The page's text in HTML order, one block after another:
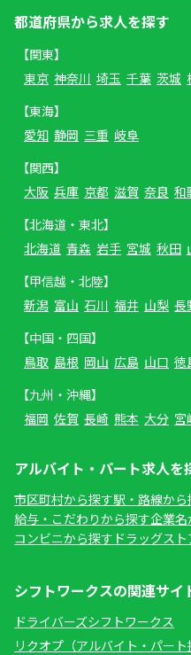
都道府県から求人を探す
【関東】
東京 神奈川 埼玉 千葉 茨城
【東海】
愛知 静岡 三重 岐阜
【関西】
大阪 兵庫 京都 滋賀 奈良 和
【北海道・東北】
北海道 青森 岩手 宮城 秋田
【甲信越・北陸】
新潟 富山 石川 福井 山梨 長
【中国・四国】
鳥取 島根 岡山 広島 山口 徳
【九州・沖縄】
福岡 佐賀 長崎 熊本 大分 宮
アルバイト・パート求人を
市区町村から探す駅・路線から
給与・こだわりから探す企業名
コンビニから探す ドラッグス
シフトワークスの関連サイ
ドライバーズシフトワークス
リクオプ（アルバイト・パート